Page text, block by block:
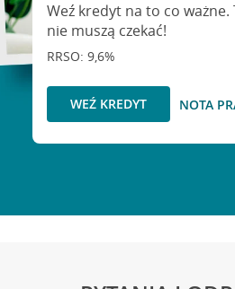
Weź kredyt na to co
nie muszą czekać!
RRSO: 9,6%
WEŹ KREDYT NOTA